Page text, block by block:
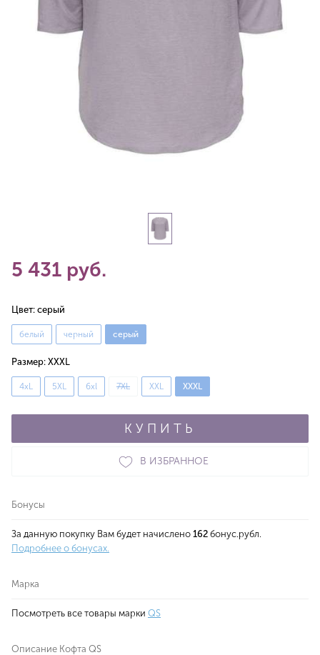
5 431 руб.
Цвет: серый
белый черный серый
Размер: XXXL
4xL 5XL 6xl 7XL XXL XXXL
КУПИТЬ
В ИЗБРАННОЕ
Бонусы
За данную покупку Вам будет начислено 162 бонус.рубл.
Подробнее о бонусах.
Марка
Посмотреть все товары марки QS
Описание Кофта QS